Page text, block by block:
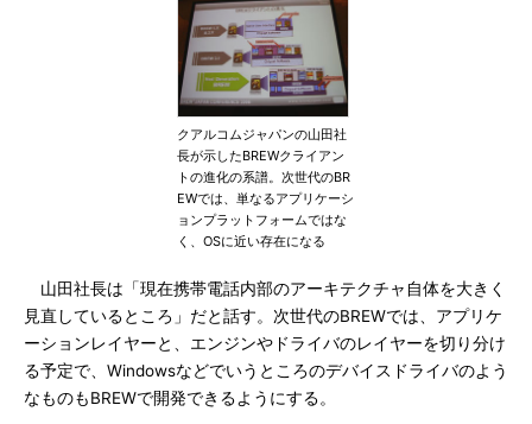
クアルコムジャパンの山田社
長が示したBREWクライアン
トの進化の系譜。次世代のBR
EWでは、単なるアプリケーシ
ョンプラットフォームではな
く、OSに近い存在になる
山田社長は「現在携帯電話内部のアーキテクチャ自体を大きく
見直しているところ」だと話す。次世代のBREWでは、アプリケ
ーションレイヤーと、エンジンやドライバのレイヤーを切り分け
る予定で、Windowsなどでいうところのデバイスドライバのよう
なものもBREWで開発できるようにする。